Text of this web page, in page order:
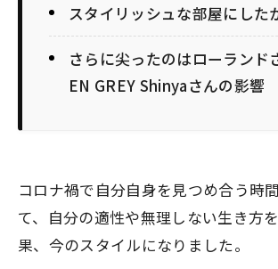
スタイリッシュな部屋にした
さらに尖ったのはローランド
EN GREY Shinyaさんの影響
コロナ禍で自分自身を見つめ合う時
て、自分の適性や無理しない生き方
果、今のスタイルになりました。